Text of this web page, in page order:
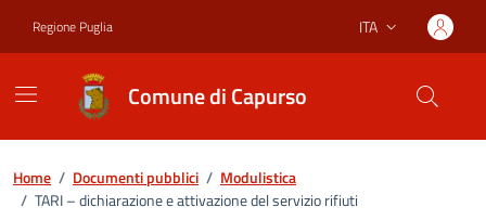
Regione Puglia Lingua attiva:
ITA
Comune di Capurso
Home / Documenti pubblici / Modulistica
/ TARI – dichiarazione e attivazione del servizio rifiuti